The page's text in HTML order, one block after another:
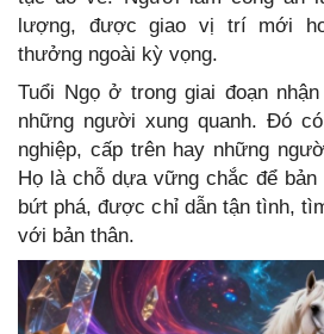
lượng, được giao vị trí mới
thưởng ngoài kỳ vọng.
Tuổi Ngọ ở trong giai đoạn
những người xung quanh. Đó
nghiệp, cấp trên hay những
Họ là chỗ dựa vững chắc để
bứt phá, được chỉ dẫn tận tình,
với bản thân.